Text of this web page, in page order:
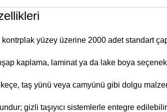
yüzey üzerine 2000 adet standart
kaplama, laminat ya da lake boya
taş yünü veya camyünü gibi dolgu
gizli taşıyıcı sistemlerle entegre